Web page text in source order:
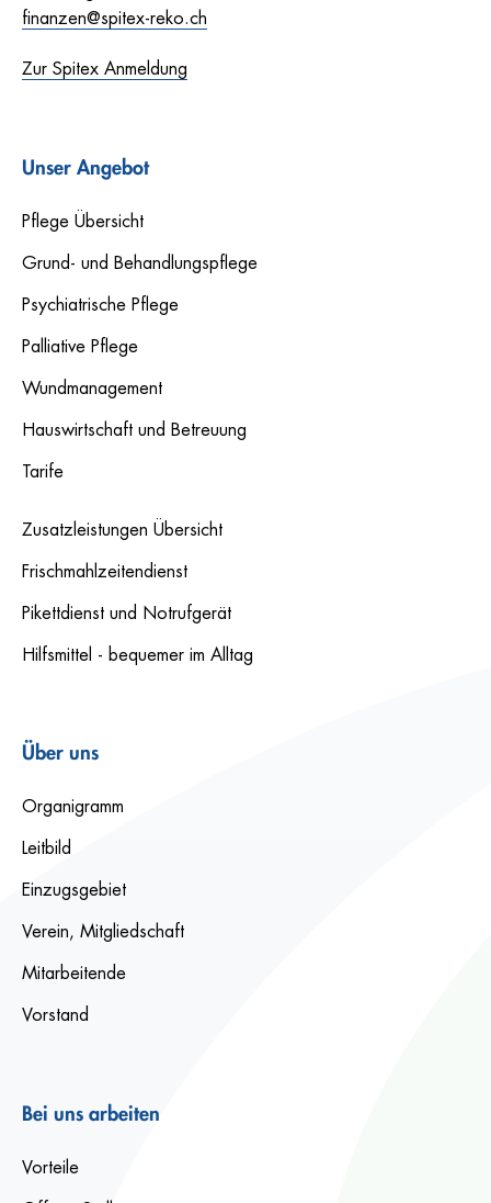
finanzen@spitex-reko.ch
Zur Spitex Anmeldung
Unser Angebot
Pflege Übersicht
Grund- und Behandlungspflege
Psychiatrische Pflege
Palliative Pflege
Wundmanagement
Hauswirtschaft und Betreuung
Tarife
Zusatzleistungen Übersicht
Frischmahlzeitendienst
Pikettdienst und Notrufgerät
Hilfsmittel - bequemer im Alltag
Über uns
Organigramm
Leitbild
Einzugsgebiet
Verein, Mitgliedschaft
Mitarbeitende
Vorstand
Bei uns arbeiten
Vorteile